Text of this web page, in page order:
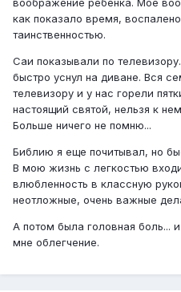
воображение ребенка. Мое
как показало время,
таинственностью.
Саи показывали по
быстро уснул на диване. Вся
телевизору и у нас горели
настоящий святой, нельзя к
Больше ничего не помню...
Библию я еще почитывал, но
В мою жизнь с легкостью
влюбленность в классную
неотложные, очень важные
А потом была головная боль...
мне облегчение.